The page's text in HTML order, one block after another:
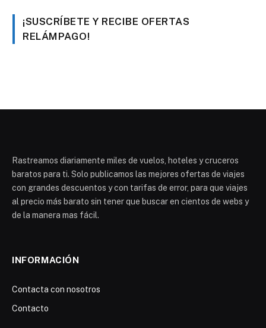
¡SUSCRÍBETE Y RECIBE OFERTAS
RELÁMPAGO!
Rastreamos diariamente miles de vuelos, hoteles y cruceros
baratos para ti. Solo publicamos las mejores ofertas de viajes
con grandes descuentos y con tarifas de error, para que viajes
al precio más barato sin tener que buscar en cientos de webs y
de la manera mas fácil.
INFORMACIÓN
Contacta con nosotros
Contacto